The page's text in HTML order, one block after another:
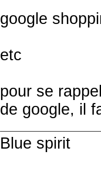
google
etc
pour se
de google, il
Blue spirit